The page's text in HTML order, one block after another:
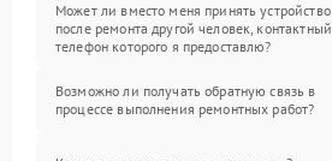
Может ли вместо меня принять устройство
после ремонта другой человек, контактный
телефон которого я предоставлю?
Возможно ли получать обратную связь в
процессе выполнения ремонтных работ?